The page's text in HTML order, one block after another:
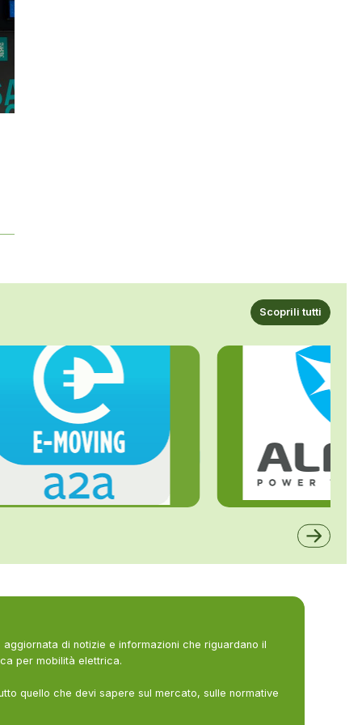
Scoprili tutti
di notizie e informazioni che riguardano il
per mobilità elettrica.
quello che devi sapere sul mercato, sulle normative